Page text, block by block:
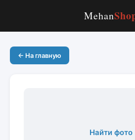
Mehan
← На главную
Найти фото